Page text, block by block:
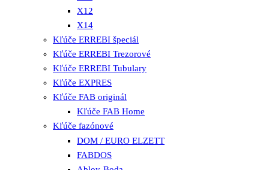
X12
X14
Kľúče ERREBI špeciál
Kľúče ERREBI Trezorové
Kľúče ERREBI Tubulary
Kľúče EXPRES
Kľúče FAB originál
Kľúče FAB Home
Kľúče fazónové
DOM / EURO ELZETT
FABDOS